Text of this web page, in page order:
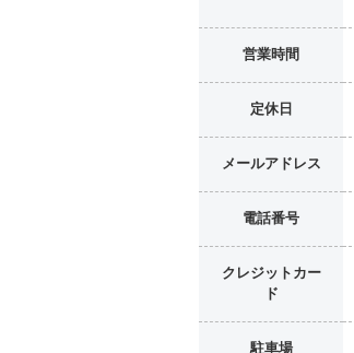
営業時間
定休日
メールアドレス
電話番号
クレジットカー
ド
駐車場